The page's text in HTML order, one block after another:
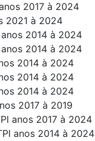
2017 à 2024
2021 à 2024
2014 à 2024
2014 à 2024
2014 à 2024
2014 à 2024
2014 à 2024
2017 à 2019
anos 2017 à 2024
anos 2014 à 2024